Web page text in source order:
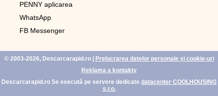
PENNY aplicarea
WhatsApp
FB Messenger
© 2003-2026, Descarcarapid.ro|
Prelucrarea datelor personale și cookie-uri
Reklama a kontakty
Descarcarapid.ro Se execută pe servere dedicate datacenter COOLHOUSING
s.r.o.